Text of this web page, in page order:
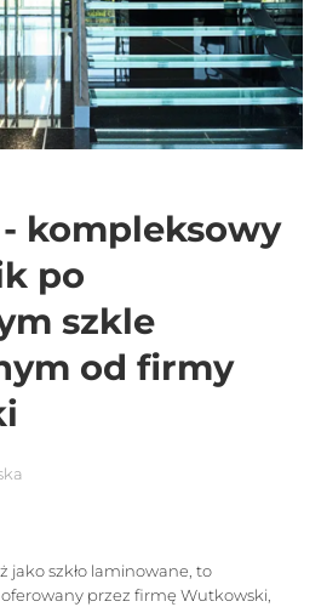
- kompleksowy
po
szkle
od firmy
jako szkło laminowane, to
przez firmę Wutkowski,